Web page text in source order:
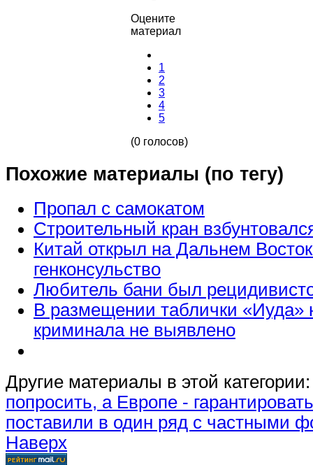
Оцените
материал
1
2
3
4
5
(0 голосов)
Похожие материалы (по тегу)
Пропал с самокатом
Строительный кран
Китай открыл на Дальнем
генконсульство
Любитель бани был
В размещении таблички
криминала не выявлено
Другие материалы в этой категории:
попросить, а Европе -
поставили в один ряд с частными
Наверх